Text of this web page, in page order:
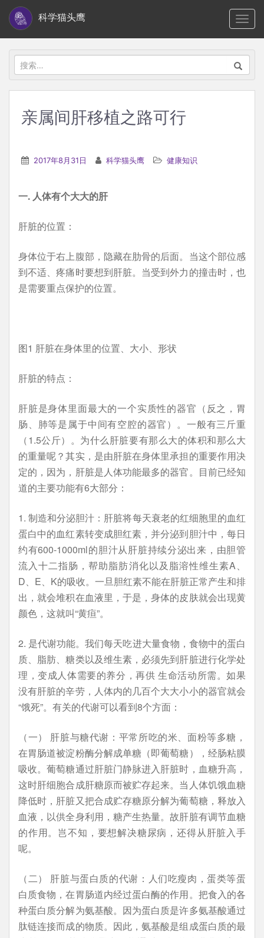
i
科学猫头鹰
搜
索：
亲属间肝移植之路可行
2017年8月31日 科学猫头鹰 健康知识
一. 人体有个大大的肝
肝脏的位置：
身体位于右上腹部，隐藏在肋骨的后面。当这个部位感
到不适、疼痛时要想到肝脏。当受到外力的撞击时，也
是需要重点保护的位置。
图1 肝脏在身体里的位置、大小、形状
肝脏的特点：
肝脏是身体里面最大的一个实质性的器官（反之，胃
肠、肺等是属于中间有空腔的器官）。一般有三斤重
（1.5公斤）。为什么肝脏要有那么大的体积和那么大
的重量呢？其实，是由肝脏在身体里承担的重要作用决
定的，因为，肝脏是人体功能最多的器官。目前已经知
道的主要功能有6大部分：
1. 制造和分泌胆汁：肝脏将每天衰老的红细胞里的血红
蛋白中的血红素转变成胆红素，并分泌到胆汁中，每日
约有600-1000ml的胆汁从肝脏持续分泌出来，由胆管
流入十二指肠，帮助脂肪消化以及脂溶性维生素A、
D、E、K的吸收。一旦胆红素不能在肝脏正常产生和排
出，就会堆积在血液里，于是，身体的皮肤就会出现黄
颜色，这就叫“黄疸”。
2. 是代谢功能。我们每天吃进大量食物，食物中的蛋白
质、脂肪、糖类以及维生素，必须先到肝脏进行化学处
理，变成人体需要的养分，再供 生命活动所需。如果
没有肝脏的辛劳，人体内的几百个大大小小的器官就会
“饿死”。有关的代谢可以看到8个方面：
（一） 肝脏与糖代谢：平常所吃的米、面粉等多糖，
在胃肠道被淀粉酶分解成单糖（即葡萄糖），经肠粘膜
吸收。葡萄糖通过肝脏门静脉进入肝脏时，血糖升高，
这时肝细胞合成肝糖原而被贮存起来。当人体饥饿血糖
降低时，肝脏又把合成贮存糖原分解为葡萄糖，释放入
血液，以供全身利用，糖产生热量。故肝脏有调节血糖
的作用。岂不知，要想解决糖尿病，还得从肝脏入手
呢。
（二） 肝脏与蛋白质的代谢：人们吃瘦肉，蛋类等蛋
白质食物，在胃肠道内经过蛋白酶的作用。把食入的各
种蛋白质分解为氨基酸。因为蛋白质是许多氨基酸通过
肽链连接而成的物质。因此，氨基酸是组成蛋白质的最